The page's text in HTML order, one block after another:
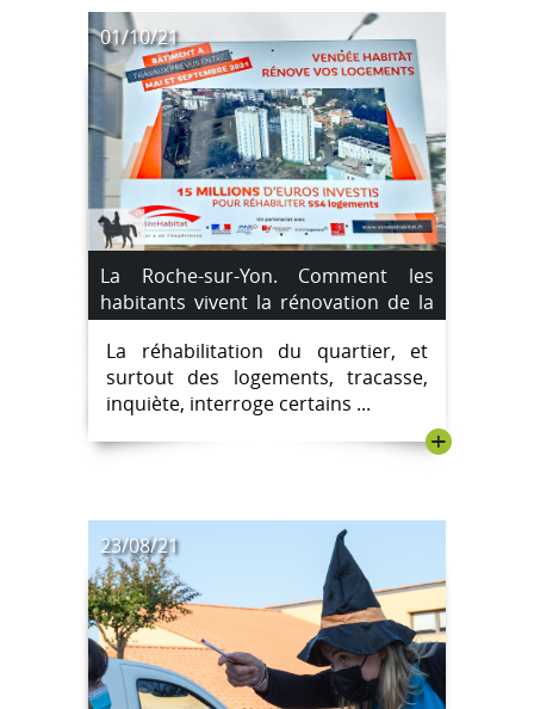
01/10/21
La Roche-sur-Yon. Comment les
habitants vivent la rénovation de la
Vigne aux Roses ?
La réhabilitation du quartier, et
surtout des logements, tracasse,
inquiète, interroge certains ...
+
23/08/21